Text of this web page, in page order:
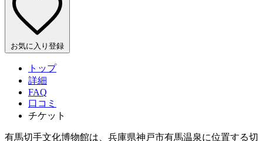
お気に入り登録
トップ
詳細
FAQ
口コミ
チケット
有馬切手文化博物館は、兵庫県神戸市有馬温泉に位置する切